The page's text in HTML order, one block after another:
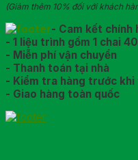
(Giảm thêm 10% đối với khách
- Cam kết chính
- 1 liệu trình gồm 1 chai
- Miễn phí vận chuyển
- Thanh toán tại nhà
- Kiểm tra hàng trước khi
- Giao hàng toàn quốc